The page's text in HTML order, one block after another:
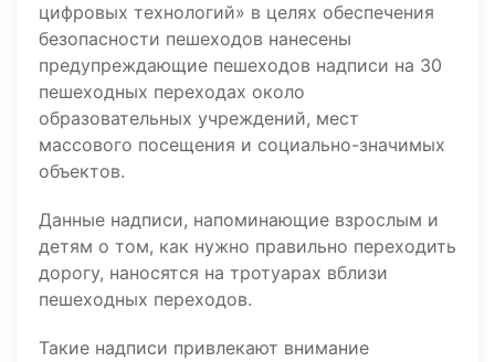
цифровых технологий» в целях обеспечения
безопасности пешеходов нанесены
предупреждающие пешеходов надписи на 30
пешеходных переходах около
образовательных учреждений, мест
массового посещения и социально-значимых
объектов.
Данные надписи, напоминающие взрослым и
детям о том, как нужно правильно переходить
дорогу, наносятся на тротуарах вблизи
пешеходных переходов.
Такие надписи привлекают внимание